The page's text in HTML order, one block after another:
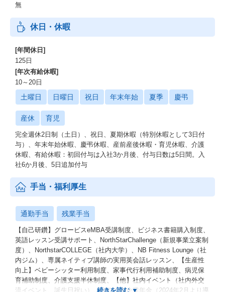
無
休日・休暇
[年間休日]
125日
[年次有給休暇]
10～20日
土曜日 日曜日 祝日 年末年始 夏季 慶弔
産休 育児
完全週休2日制（土日）、祝日、夏期休暇（特別休暇として3日付
与）、年末年始休暇、慶弔休暇、産前産後休暇・育児休暇、介護
休暇、有給休暇：初回付与は入社3か月後、付与日数は5日間。入
社6か月後、5日追加付与
手当・福利厚生
通勤手当 残業手当
【自己研鑽】グロービスeMBA受講制度、ビジネス書籍購入制度、
英語レッスン受講サポート、NorthStarChallenge（新規事業立案制
度）、NorthstarCOLLEGE（社内大学）、NB Fitness Lounge（社
内ジム）、専属ネイティブ講師の実用英会話レッスン、【生産性
向上】ベビーシッター利用制度、家事代行利用補助制度、病児保
育補助制度、介護支援半休制度、【他】社内イベント（社内外交
流イベント、誕生日祝い）、はぐくみ企業年金（2024年2月より導